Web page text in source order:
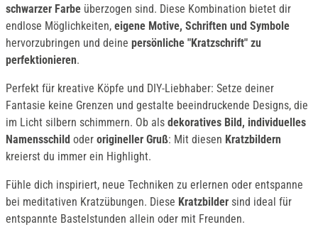
schwarzer Farbe überzogen sind. Diese Kombination bietet dir
endlose Möglichkeiten, eigene Motive, Schriften und Symbole
hervorzubringen und deine persönliche "Kratzschrift" zu
perfektionieren.
Perfekt für kreative Köpfe und DIY-Liebhaber: Setze deiner
Fantasie keine Grenzen und gestalte beeindruckende Designs, die
im Licht silbern schimmern. Ob als dekoratives Bild, individuelles
Namensschild oder origineller Gruß: Mit diesen Kratzbildern
kreierst du immer ein Highlight.
Fühle dich inspiriert, neue Techniken zu erlernen oder entspanne
bei meditativen Kratzübungen. Diese Kratzbilder sind ideal für
entspannte Bastelstunden allein oder mit Freunden.